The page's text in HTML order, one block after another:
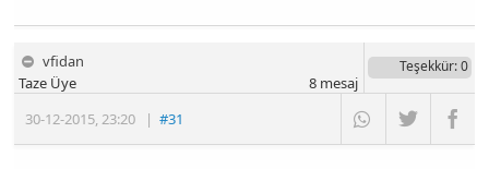
vfidan
30-12-2015,23:20 |#31
Taze Üye
Teşekkür: 0
8mesaj